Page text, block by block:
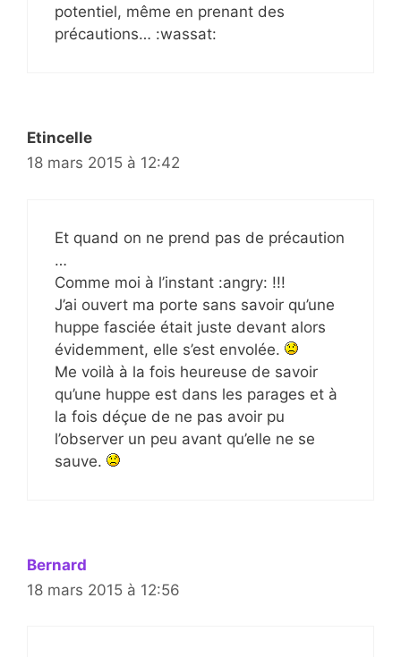
potentiel, même en prenant des
précautions… :wassat:
Etincelle
18 mars 2015 à 12:42
Et quand on ne prend pas de précaution
…
Comme moi à l’instant :angry: !!!
J’ai ouvert ma porte sans savoir qu’une
huppe fasciée était juste devant alors
évidemment, elle s’est envolée.
Me voilà à la fois heureuse de savoir
qu’une huppe est dans les parages et à
la fois déçue de ne pas avoir pu
l’observer un peu avant qu’elle ne se
sauve.
Bernard
18 mars 2015 à 12:56